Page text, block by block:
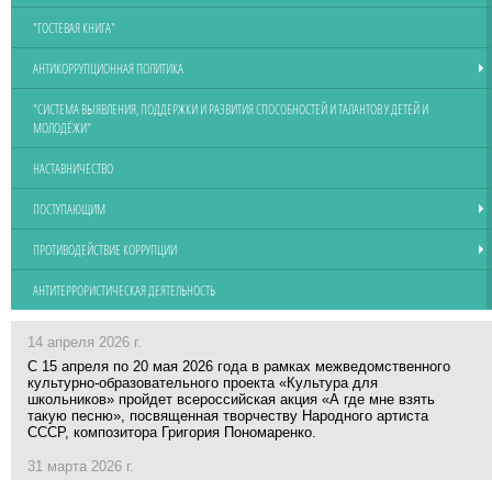
"ГОСТЕВАЯ КНИГА"
АНТИКОРРУПЦИОННАЯ ПОЛИТИКА
"СИСТЕМА ВЫЯВЛЕНИЯ, ПОДДЕРЖКИ И РАЗВИТИЯ СПОСОБНОСТЕЙ И ТАЛАНТОВ У ДЕТЕЙ И
МОЛОДЁЖИ"
НАСТАВНИЧЕСТВО
ПОСТУПАЮЩИМ
ПРОТИВОДЕЙСТВИЕ КОРРУПЦИИ
АНТИТЕРРОРИСТИЧЕСКАЯ ДЕЯТЕЛЬНОСТЬ
14 апреля 2026 г.
С 15 апреля по 20 мая 2026 года в рамках межведомственного
культурно-образовательного проекта «Культура для
школьников» пройдет всероссийская акция «А где мне взять
такую песню», посвященная творчеству Народного артиста
СССР, композитора Григория Пономаренко.
31 марта 2026 г.